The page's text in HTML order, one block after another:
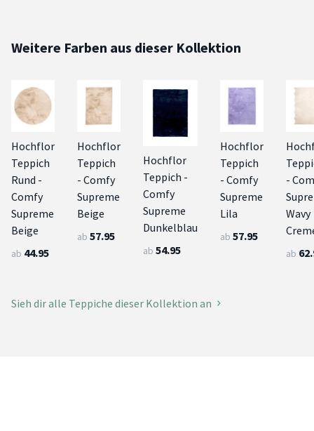
Weitere Farben aus dieser Kollektion
Hochflor
Teppich
Rund -
Comfy
Supreme
Beige
ab 44.95
Hochflor
Teppich
- Comfy
Supreme
Beige
ab 57.95
Hochflor
Teppich -
Comfy
Supreme
Dunkelblau
ab 54.95
Hochflor
Teppich
- Comfy
Supreme
Lila
ab 57.95
-
Wavy
ab
Sieh dir alle Teppiche dieser Kollektion an